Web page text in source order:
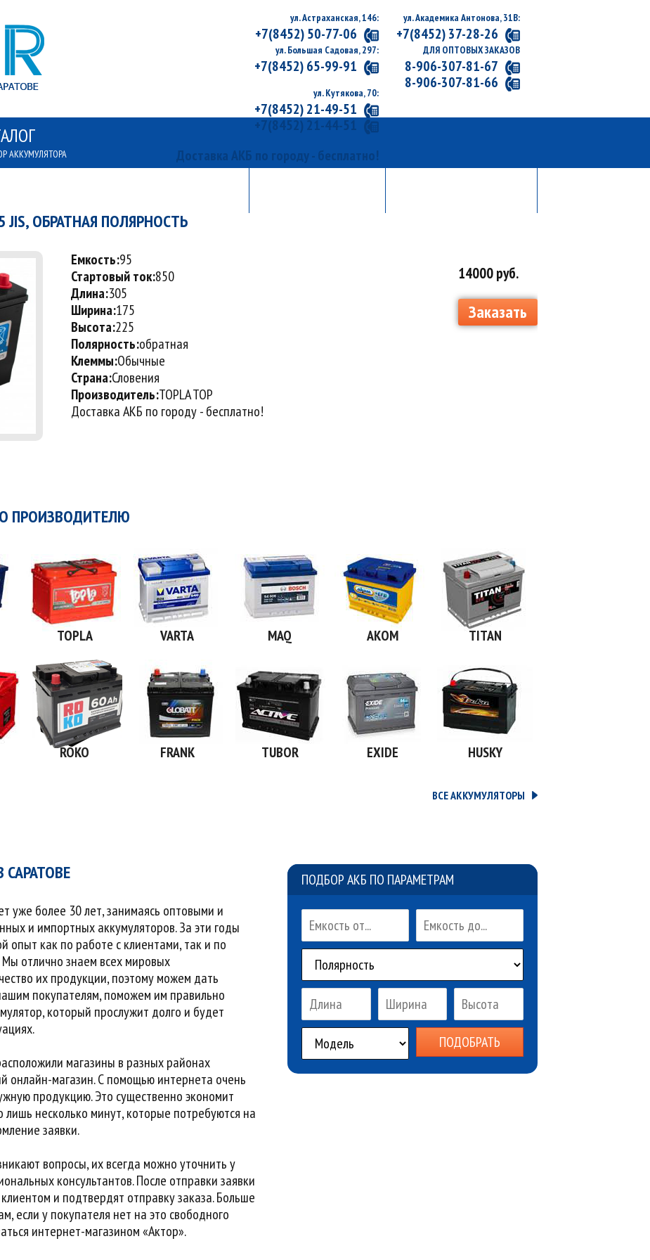
ул. Академика Антонова, 31В:
+7(8452) 37-28-26
ДЛЯ ОПТОВЫХ ЗАКАЗОВ
8-906-307-81-67
8-906-307-81-66
ул. Астраханская, 146:
+7(8452) 50-77-06
ул. Большая Садовая, 297:
+7(8452) 65-99-91
ул. Кутякова, 70:
+7(8452) 21-49-51
+7(8452) 21-44-51
Доставка АКБ по городу - бесплатно!
АККУМУЛЯТОРА
JIS, ОБРАТНАЯ ПОЛЯРНОСТЬ
Емкость:95
Стартовый ток:850
Длина:305
Ширина:175
Высота:225
Полярность:обратная
Клеммы:Обычные
Страна:Словения
Производитель:TOPLA TOP
Доставка АКБ по городу - бесплатно!
14000 руб.
Заказать
ПРОИЗВОДИТЕЛЮ
TOPLA VARTA MAQ АКОМ TITAN
ROKO FRANK TUBOR EXIDE HUSKY
ВСЕ АККУМУЛЯТОРЫ
уже более 30 лет, занимаясь оптовыми и
и импортных аккумуляторов. За эти годы
опыт как по работе с клиентами, так и по
отлично знаем всех мировых
их продукции, поэтому можем дать
покупателям, поможем им правильно
который прослужит долго и будет
магазины в разных районах
онлайн-магазин. С помощью интернета очень
продукцию. Это существенно экономит
лишь несколько минут, которые потребуются на
заявки.
вопросы, их всегда можно уточнить у
консультантов. После отправки заявки
и подтвердят отправку заказа. Больше
если у покупателя нет на это свободного
интернет-магазином «Актор».
ПОДБОР АКБ ПО ПАРАМЕТРАМ